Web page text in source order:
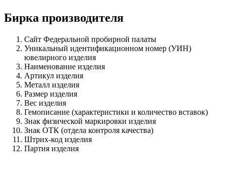
Бирка производителя
Сайт Федеральной пробирной палаты
Уникальный идентификационном номер (УИН)
ювелирного изделия
Наименование изделия
Артикул изделия
Металл изделия
Размер изделия
Вес изделия
Гемописание (характеристики и количество вставок)
Знак физической маркировки изделия
Знак ОТК (отдела контроля качества)
Штрих-код изделия
Партия изделия